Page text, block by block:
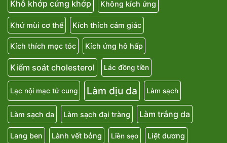
Khô khớp cứng khớp Không kích ứng
Khử mùi cơ thể Kích thích cảm giác
Kích thích mọc tóc Kích ứng hô hấp
Kiểm soát cholesterol Lác đồng tiền
Lạc nội mạc tử cung Làm dịu da Làm sạch
Làm sạch da Làm sạch đại tràng Làm trắng da
Lang ben Lành vết bỏng Liền sẹo Liệt dương